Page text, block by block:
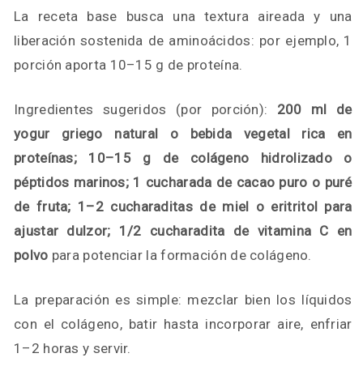
La receta base busca una textura aireada y una
liberación sostenida de aminoácidos: por ejemplo, 1
porción aporta 10–15 g de proteína.
Ingredientes sugeridos (por porción): 200 ml de
yogur griego natural o bebida vegetal rica en
proteínas; 10–15 g de colágeno hidrolizado o
péptidos marinos; 1 cucharada de cacao puro o puré
de fruta; 1–2 cucharaditas de miel o eritritol para
ajustar dulzor; 1/2 cucharadita de vitamina C en
polvo para potenciar la formación de colágeno.
La preparación es simple: mezclar bien los líquidos
con el colágeno, batir hasta incorporar aire, enfriar
1–2 horas y servir.